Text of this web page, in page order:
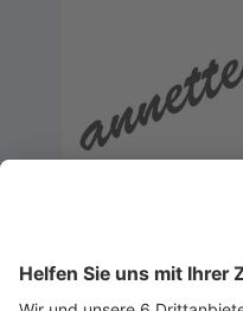
Weidenweg 28a